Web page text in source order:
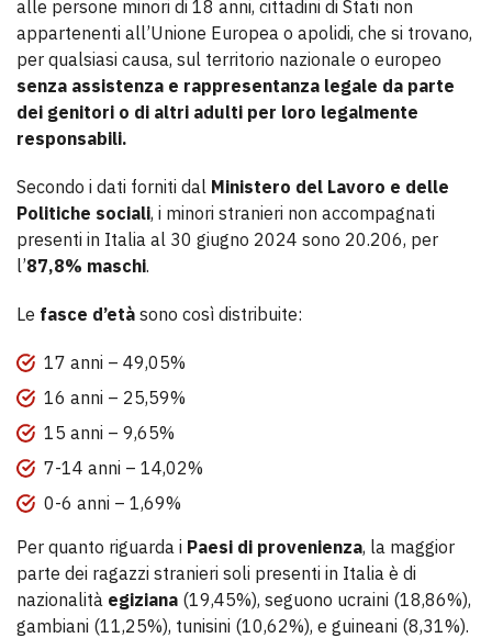
alle persone minori di 18 anni, cittadini di Stati non
appartenenti all’Unione Europea o apolidi, che si trovano,
per qualsiasi causa, sul territorio nazionale o europeo
senza assistenza e rappresentanza legale da parte
dei genitori o di altri adulti per loro legalmente
responsabili.
Secondo i dati forniti dal Ministero del Lavoro e delle
Politiche sociali, i minori stranieri non accompagnati
presenti in Italia al 30 giugno 2024 sono 20.206, per
l’87,8% maschi.
Le fasce d’età sono così distribuite:
17 anni – 49,05%
16 anni – 25,59%
15 anni – 9,65%
7-14 anni – 14,02%
0-6 anni – 1,69%
Per quanto riguarda i Paesi di provenienza, la maggior
parte dei ragazzi stranieri soli presenti in Italia è di
nazionalità egiziana (19,45%), seguono ucraini (18,86%),
gambiani (11,25%), tunisini (10,62%), e guineani (8,31%).